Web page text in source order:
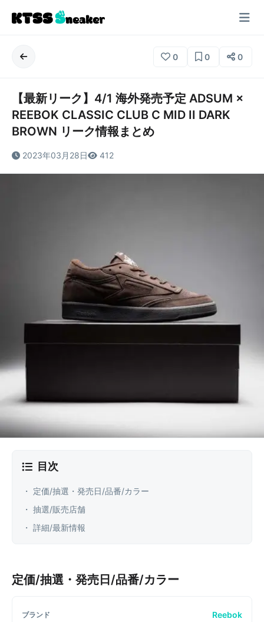
0 0 0
【最新リーク】4/1 海外発売予定 ADSUM ×
REEBOK CLASSIC CLUB C MID II DARK
BROWN リーク情報まとめ
2023年03月28日 412
目次
・ 定価/抽選・発売日/品番/カラー
・ 抽選/販売店舗
・ 詳細/最新情報
定価/抽選・発売日/品番/カラー
ブランド Reebok